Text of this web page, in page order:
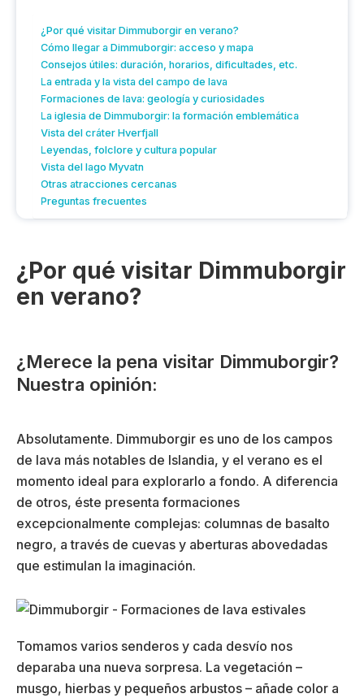
¿Por qué visitar Dimmuborgir en verano?
Cómo llegar a Dimmuborgir: acceso y mapa
Consejos útiles: duración, horarios, dificultades, etc.
La entrada y la vista del campo de lava
Formaciones de lava: geología y curiosidades
La iglesia de Dimmuborgir: la formación emblemática
Vista del cráter Hverfjall
Leyendas, folclore y cultura popular
Vista del lago Myvatn
Otras atracciones cercanas
Preguntas frecuentes
¿Por qué visitar Dimmuborgir
en verano?
¿Merece la pena visitar Dimmuborgir?
Nuestra opinión:
Absolutamente. Dimmuborgir es uno de los campos
de lava más notables de Islandia, y el verano es el
momento ideal para explorarlo a fondo. A diferencia
de otros, éste presenta formaciones
excepcionalmente complejas: columnas de basalto
negro, a través de cuevas y aberturas abovedadas
que estimulan la imaginación.
Tomamos varios senderos y cada desvío nos
deparaba una nueva sorpresa. La vegetación –
musgo, hierbas y pequeños arbustos – añade color a